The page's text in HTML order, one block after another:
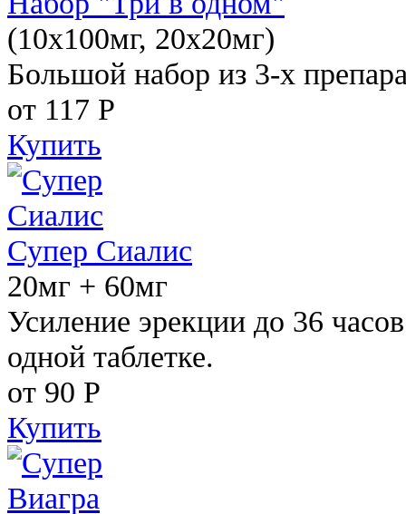
(10x100мг, 20x20мг)
Большой набор из 3-х
от 117 Р
Купить
Супер Сиалис
20мг + 60мг
Усиление эрекции до 36
одной таблетке.
от 90 Р
Купить